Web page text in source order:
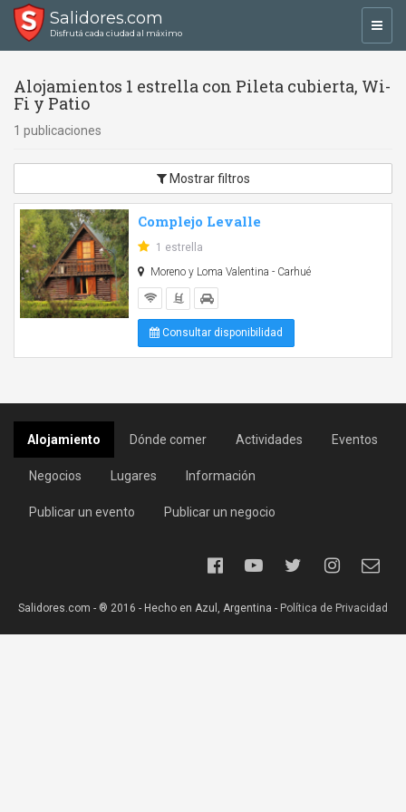
Salidores.com
Disfrutá cada ciudad al máximo
Alojamientos 1 estrella con Pileta cubierta, Wi-
Fi y Patio
1 publicaciones
Mostrar filtros
Complejo Levalle
1 estrella
Moreno y Loma Valentina - Carhué
Consultar disponibilidad
Alojamiento Dónde comer Actividades Eventos
Negocios Lugares Información
Publicar un evento Publicar un negocio
Salidores.com - ® 2016 - Hecho en Azul, Argentina - Política de Privacidad